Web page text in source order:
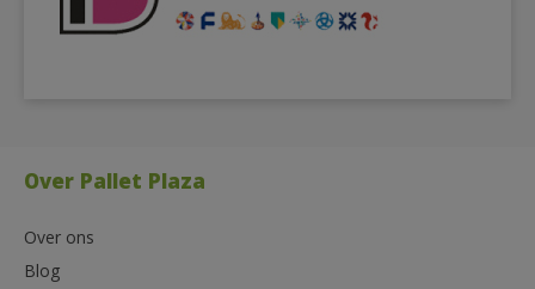
Over Pallet Plaza
Over ons
Blog